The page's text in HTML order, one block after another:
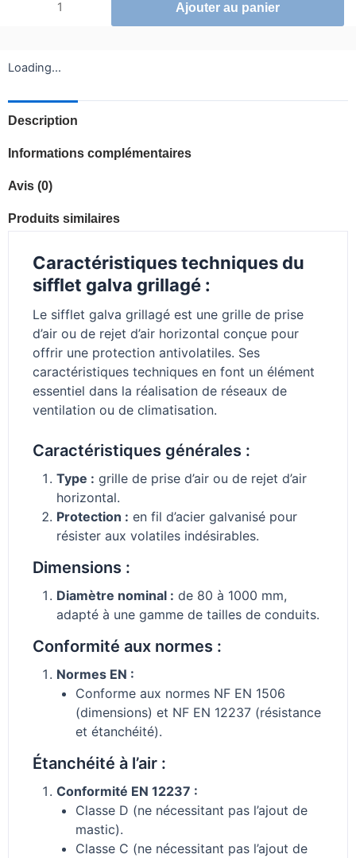
Ajouter au panier
Loading...
Description
Informations complémentaires
Avis (0)
Produits similaires
Caractéristiques techniques du
sifflet galva grillagé :
Le sifflet galva grillagé est une grille de prise
d’air ou de rejet d’air horizontal conçue pour
offrir une protection antivolatiles. Ses
caractéristiques techniques en font un élément
essentiel dans la réalisation de réseaux de
ventilation ou de climatisation.
Caractéristiques générales :
Type : grille de prise d’air ou de rejet d’air
horizontal.
Protection : en fil d’acier galvanisé pour
résister aux volatiles indésirables.
Dimensions :
Diamètre nominal : de 80 à 1000 mm,
adapté à une gamme de tailles de conduits.
Conformité aux normes :
Normes EN :
Conforme aux normes NF EN 1506
(dimensions) et NF EN 12237 (résistance
et étanchéité).
Étanchéité à l’air :
Conformité EN 12237 :
Classe D (ne nécessitant pas l’ajout de
mastic).
Classe C (ne nécessitant pas l’ajout de